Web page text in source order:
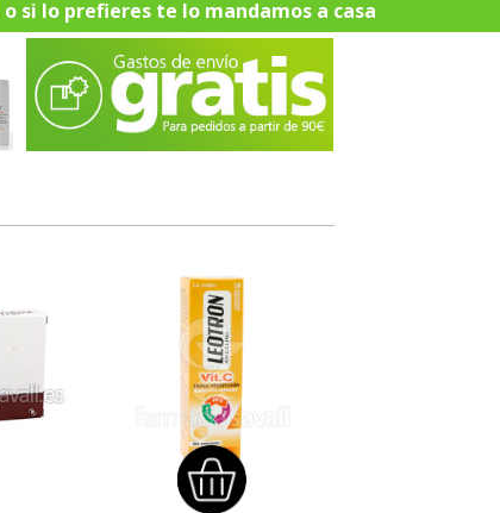
o si lo prefieres te lo mandamos a casa